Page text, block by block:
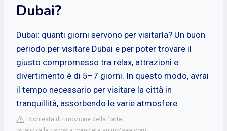
Dubai?
Dubai: quanti giorni servono per visitarla? Un buon
periodo per visitare Dubai e per poter trovare il
giusto compromesso tra relax, attrazioni e
divertimento è di 5–7 giorni. In questo modo, avrai
il tempo necessario per visitare la città in
tranquillità, assorbendo le varie atmosfere.
Richiesta di rimozione della fonte